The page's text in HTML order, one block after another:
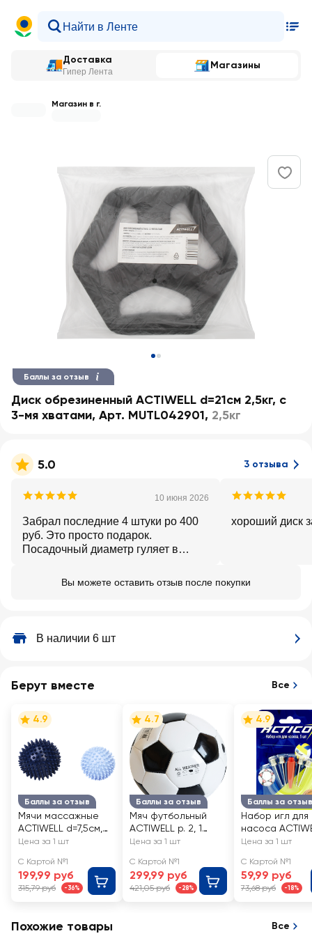
Доставка
Гипер Лента
Магазины
Магазин в г.
Баллы за отзыв
Диск обрезиненный ACTIWELL d=21см 2,5кг, с
3-мя хватами, Арт. MUTL042901, 2,5кг
5.0 3 отзыва
10 июня 2026
Забрал последние 4 штуки ро 400
руб. Это просто подарок.
Посадочный диаметр гуляет в
подойдет отлично.
хороший диск
Вы можете оставить отзыв после покупки
В наличии 6 шт
Берут вместе Все
Баллы за отзыв
4.9
Мячи массажные
ACTIWELL d=7,5см,
d=9см, Арт. IR97413,
Цена за 1 шт
С Картой №1
199,99 руб
315,79 руб -36%
Баллы за отзыв
4.7
Мяч футбольный
ACTIWELL р. 2, 1
слой, Арт.
Цена за 1 шт
С Картой №1
299,99 руб
421,05 руб -28%
Баллы за отзыв
4.9
Набор игл для
насоса
Арт.
Цена за 1 шт
С Картой №1
59,99 руб
73,68 руб -18%
Похожие товары Все